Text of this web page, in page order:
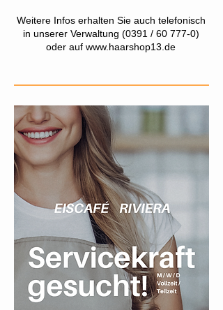
Weitere Infos erhalten Sie auch telefonisch
in unserer Verwaltung (0391 / 60 777-0)
oder auf www.haarshop13.de